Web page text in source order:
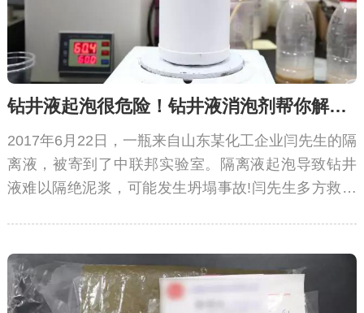
钻井液起泡很危险！钻井液消泡剂帮你解除危机
2017年6月22日，一瓶来自山东某化工企业闫先生的隔
离液，被寄到了中联邦实验室。隔离液起泡导致钻井
液难以隔绝泥浆，可能发生坍塌事故!闫先生多方救助